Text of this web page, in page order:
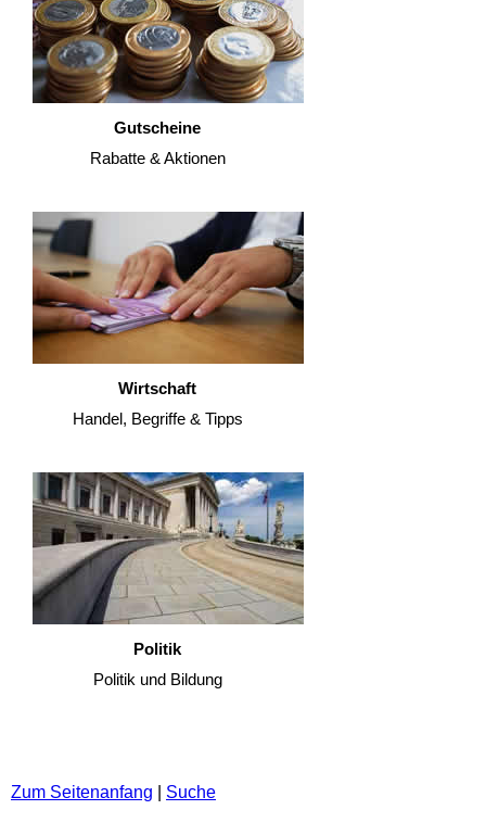
Gutscheine
Rabatte & Aktionen
Wirtschaft
Handel, Begriffe & Tipps
Politik
Politik und Bildung
Zum Seitenanfang Suche